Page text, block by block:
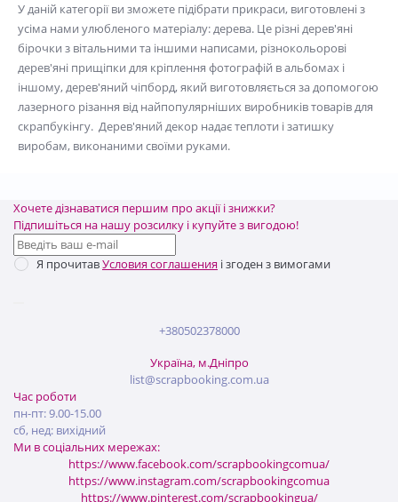
У даній категорії ви зможете підібрати прикраси, виготовлені з
усіма нами улюбленого матеріалу: дерева. Це різні дерев'яні
бірочки з вітальними та іншими написами, різнокольорові
дерев'яні прищіпки для кріплення фотографій в альбомах і
іншому, дерев'яний чіпборд, який виготовляється за допомогою
лазерного різання від найпопулярніших виробників товарів для
скрапбукінгу. Дерев'яний декор надає теплоти і затишку
виробам, виконаними своїми руками.
Хочете дізнаватися першим про акції і знижки?
Підпишіться на нашу розсилку і купуйте з вигодою!
Я прочитавУсловия соглашения і згоден з вимогами
+380502378000
Україна, м.Дніпро
list@scrapbooking.com.ua
Час роботи
пн-пт: 9.00-15.00
сб, нед: вихідний
Ми в соціальних мережах:
https://www.facebook.com/scrapbookingcomua/
https://www.instagram.com/scrapbookingcomua
https://www.pinterest.com/scrapbookingua/